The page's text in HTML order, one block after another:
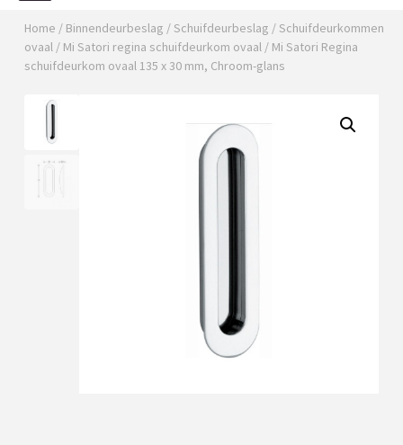
Home / Binnendeurbeslag /Schuifdeurbeslag /Schuifdeurkommen
ovaal / Mi Satori regina schuifdeurkom ovaal / Mi Satori Regina
schuifdeurkom ovaal 135 x 30 mm, Chroom-glans